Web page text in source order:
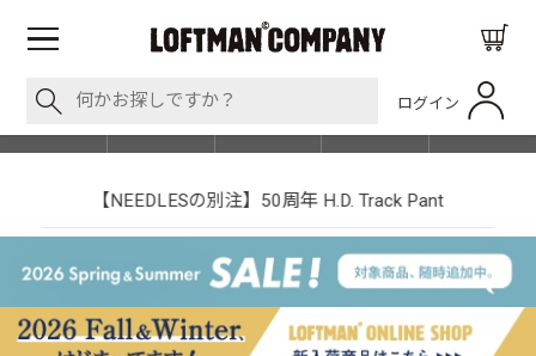
ログイン
SHOP LIST
【NEEDLESの別注】50周年 H.D. Track Pant